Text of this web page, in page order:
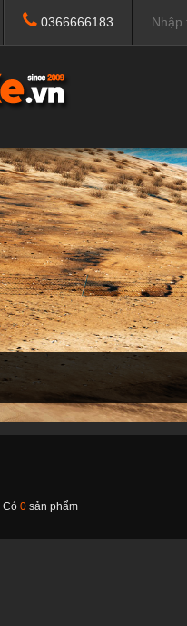
0366666183
Có 0 sản phẩm